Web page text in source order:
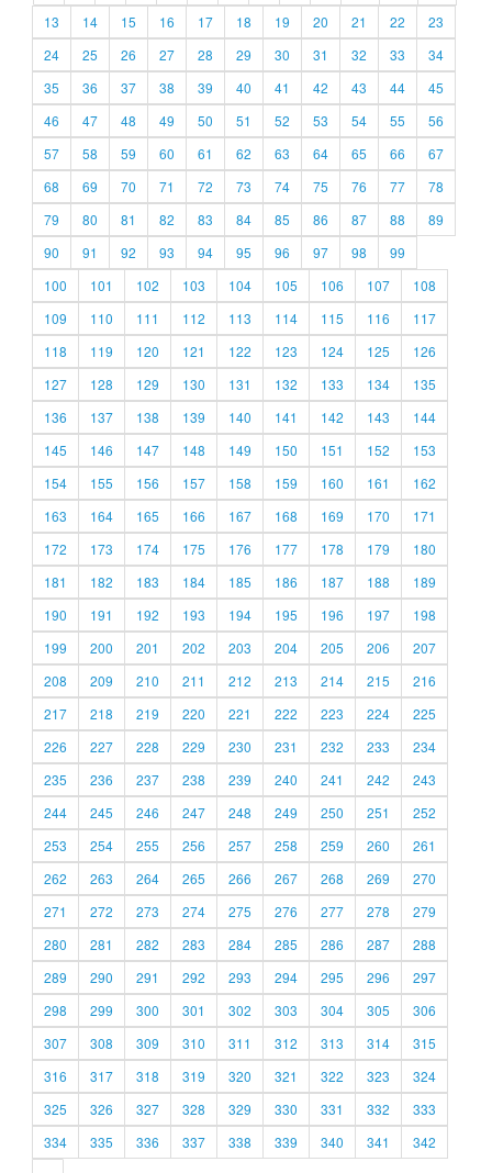
13
14 15 16 17 18 19 20 21 22
23
24
25 26 27 28 29 30 31 32 33
34
35
36 37 38 39 40 41 42 43 44
45
46
47 48 49 50 51 52 53 54 55
56
57
58 59 60 61 62 63 64 65 66
67
68
69 70 71 72 73 74 75 76 77
78
79
80 81 82 83 84 85 86 87 88
89
90
91 92 93 94 95 96 97 98
99
100
101 102 103 104 105 106 107
108
109
110 111 112 113 114 115 116
117
118
119 120 121 122 123 124 125
126
127
128 129 130 131 132 133 134
135
136
137 138 139 140 141 142 143
144
145
146 147 148 149 150 151 152
153
154
155 156 157 158 159 160 161
162
163
164 165 166 167 168 169 170
171
172
173 174 175 176 177 178 179
180
181
182 183 184 185 186 187 188
189
190
191 192 193 194 195 196 197
198
199
200 201 202 203 204 205 206
207
208
209 210 211 212 213 214 215
216
217
218 219 220 221 222 223 224
225
226
227 228 229 230 231 232 233
234
235
236 237 238 239 240 241 242
243
244
245 246 247 248 249 250 251
252
253
254 255 256 257 258 259 260
261
262
263 264 265 266 267 268 269
270
271
272 273 274 275 276 277 278
279
280
281 282 283 284 285 286 287
288
289
290 291 292 293 294 295 296
297
298
299 300 301 302 303 304 305
306
307
308 309 310 311 312 313 314
315
316
317 318 319 320 321 322 323
324
325
326 327 328 329 330 331 332
333
334
335 336 337 338 339 340 341
342